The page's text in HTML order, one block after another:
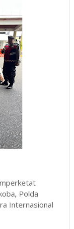
Polda
Internasional